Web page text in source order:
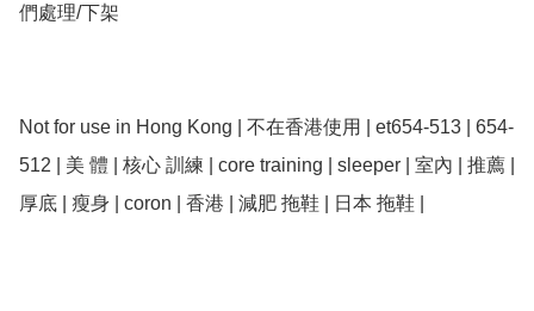
們處理/下架
Not for use in Hong Kong | 不在香港使用 | et654-513 | 654-
512 | 美 體 | 核心 訓練 | core training | sleeper | 室內 | 推薦 |
厚底 | 瘦身 | coron | 香港 | 減肥 拖鞋 | 日本 拖鞋 |